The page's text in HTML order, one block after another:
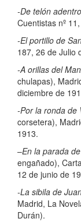
-De telón adentro
Cuentistas nº
-El portillo de
187, 26 de Julio
-A orillas del
chulapas),
diciembre de
-Por la ronda de
corsetera),
1913.
–En la parada
engañado),
12 de junio de
-La sibila de
Madrid, La
Durán).